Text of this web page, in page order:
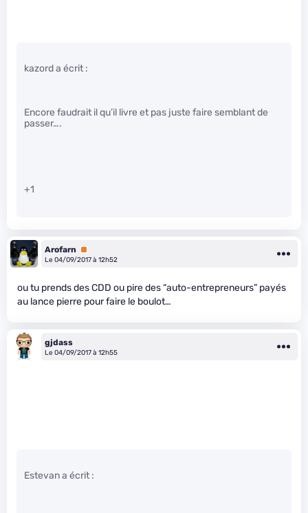
kazord a écrit :
Encore faudrait il qu’il livre et pas juste faire semblant de
passer….
+1
Arofarn
Premium
Le 04/09/2017 à 12h52
ou tu prends des CDD ou pire des “auto-entrepreneurs” payés
au lance pierre pour faire le boulot…
gjdass
Le 04/09/2017 à 12h55
Estevan a écrit :